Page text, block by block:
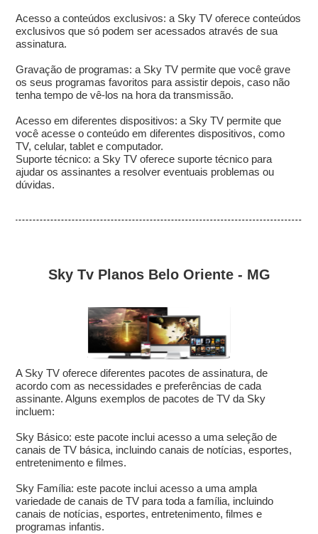
Acesso a conteúdos exclusivos: a Sky TV oferece conteúdos
exclusivos que só podem ser acessados através de sua
assinatura.
Gravação de programas: a Sky TV permite que você grave
os seus programas favoritos para assistir depois, caso não
tenha tempo de vê-los na hora da transmissão.
Acesso em diferentes dispositivos: a Sky TV permite que
você acesse o conteúdo em diferentes dispositivos, como
TV, celular, tablet e computador.
Suporte técnico: a Sky TV oferece suporte técnico para
ajudar os assinantes a resolver eventuais problemas ou
dúvidas.
Sky Tv Planos Belo Oriente - MG
A Sky TV oferece diferentes pacotes de assinatura, de
acordo com as necessidades e preferências de cada
assinante. Alguns exemplos de pacotes de TV da Sky
incluem:
Sky Básico: este pacote inclui acesso a uma seleção de
canais de TV básica, incluindo canais de notícias, esportes,
entretenimento e filmes.
Sky Família: este pacote inclui acesso a uma ampla
variedade de canais de TV para toda a família, incluindo
canais de notícias, esportes, entretenimento, filmes e
programas infantis.